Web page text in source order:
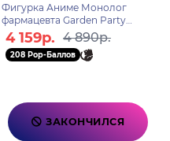
Фигурка Аниме Монолог
фармацевта Garden Party
Маомао 23см BP69610P
4 159р. 4 890р.
208 Pop-Баллов
ЗАКОНЧИЛСЯ